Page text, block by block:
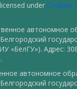
under Creative
автономное
«БелГУ»). Адрес:
автономное